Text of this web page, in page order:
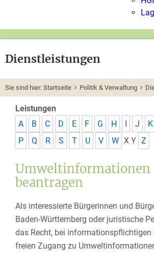
Dienstleistungen
Sie sind hier: Startseite Politik & Verwaltung
Leistungen
A
B C D E F G H I J K
P
Q R S T U V W X Y Z
Umweltinformationen
beantragen
Als interessierte Bürgerinnen und
Baden-Württemberg oder juristische
das Recht, bei informationspflichtigen
freien Zugang zu